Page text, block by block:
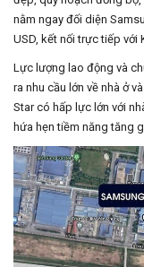
nằm ngay đối diện
USD, kết nối trực tiếp với
Lực lượng lao động và
ra nhu cầu lớn về nhà ở
Star có hấp lực lớn với
hứa hẹn tiềm năng tăng